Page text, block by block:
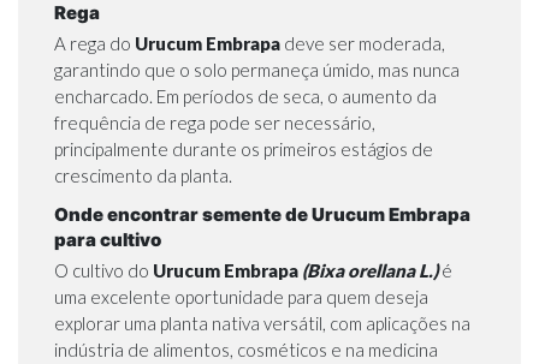
Rega
A rega do Urucum Embrapa deve ser moderada,
garantindo que o solo permaneça úmido, mas nunca
encharcado. Em períodos de seca, o aumento da
frequência de rega pode ser necessário,
principalmente durante os primeiros estágios de
crescimento da planta.
Onde encontrar semente de Urucum Embrapa
para cultivo
O cultivo do Urucum Embrapa (Bixa orellana L.)é
uma excelente oportunidade para quem deseja
explorar uma planta nativa versátil, com aplicações na
indústria de alimentos, cosméticos e na medicina